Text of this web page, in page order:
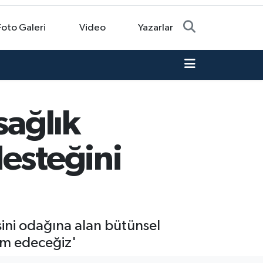
Galeri Video Yazarlar
odağına alan bütünsel
edeceğiz'